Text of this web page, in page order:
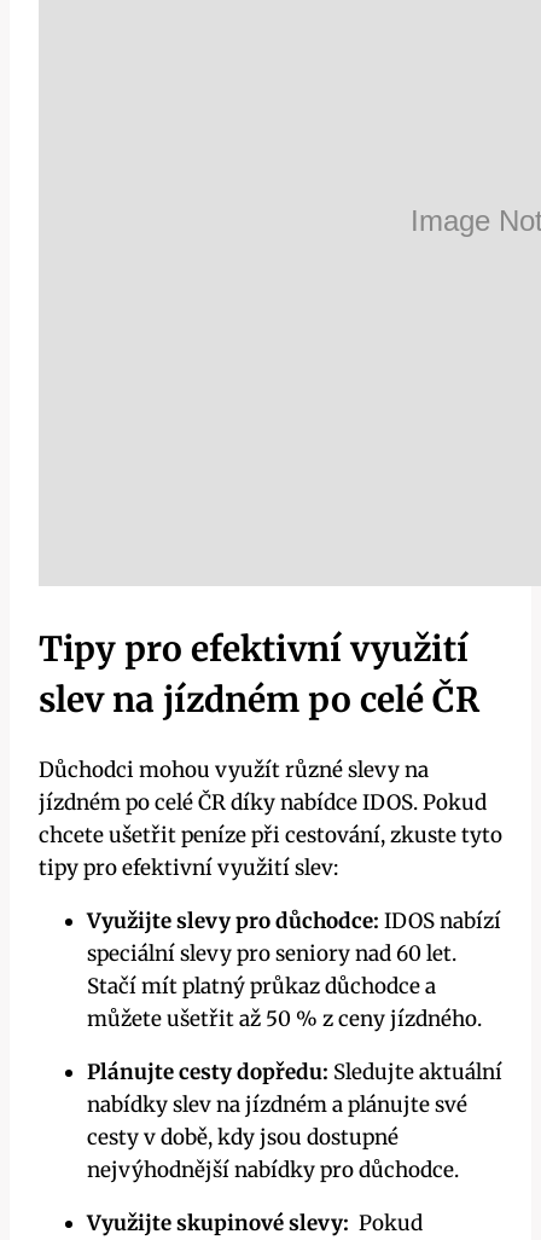
Tipy pro ⁢efektivní využití
slev na jízdném po​ celé ČR
Důchodci mohou využít různé slevy na
jízdném‍ po celé ČR díky nabídce IDOS. Pokud
chcete ušetřit peníze při cestování, zkuste tyto
⁣tipy ⁤pro efektivní⁢ využití‍ slev:
Využijte slevy pro důchodce: IDOS nabízí
speciální⁢ slevy pro seniory nad 60 let.
Stačí mít platný průkaz důchodce a
můžete ušetřit až 50 ⁤% z ceny jízdného.
Plánujte cesty dopředu: Sledujte aktuální
nabídky slev na jízdném‍ a plánujte své
cesty v ​době, ⁣kdy jsou dostupné
nejvýhodnější nabídky pro důchodce.
Využijte skupinové slevy: ⁢ Pokud